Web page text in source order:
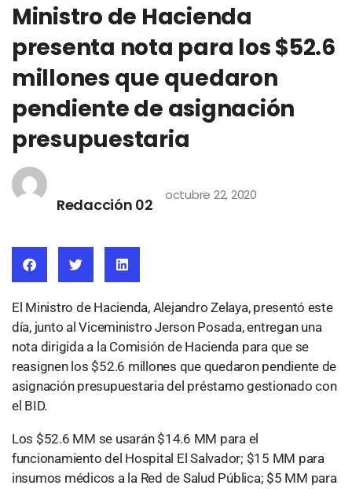
Ministro de Hacienda
presenta nota para los $52.6
millones que quedaron
pendiente de asignación
presupuestaria
Redacción 02
octubre 22, 2020
El Ministro de Hacienda, Alejandro Zelaya, presentó este
día, junto alViceministro Jerson Posada, entregan una
nota dirigida a la Comisión de Hacienda para que se
reasignen los $52.6 millones que quedaron pendiente de
asignación presupuestaria del préstamo gestionado con
el BID.
Los $52.6 MM se usarán $14.6 MM para el
funcionamientodel Hospital El Salvador; $15 MM para
insumos médicos a la Red de Salud Pública; $5 MM para